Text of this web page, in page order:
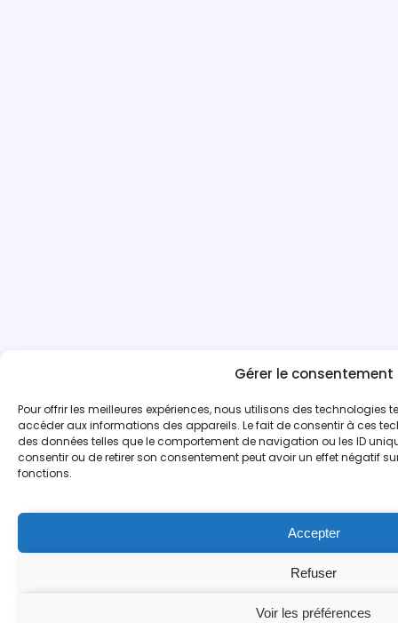
Gérer le consentement
Pour offrir les meilleures expériences, nous utilisons des technologies
accéder aux informations des appareils. Le fait de consentir à ces
des données telles que le comportement de navigation ou les ID
consentir ou de retirer son consentement peut avoir un effet négatif
fonctions.
Accepter
Refuser
Voir les préférences